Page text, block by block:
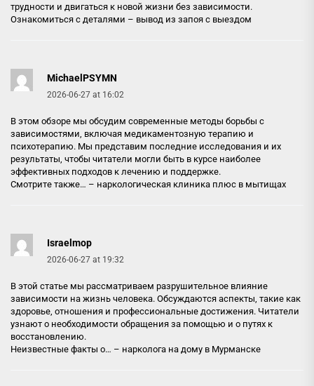
трудности и двигаться к новой жизни без зависимости.
Ознакомиться с деталями – вывод из запоя с выездом
MichaelPSYMN
2026-06-27 at 16:02
В этом обзоре мы обсудим современные методы борьбы с
зависимостями, включая медикаментозную терапию и
психотерапию. Мы представим последние исследования и их
результаты, чтобы читатели могли быть в курсе наиболее
эффективных подходов к лечению и поддержке.
Смотрите также… – наркологическая клиника плюс в мытищах
Israelmop
2026-06-27 at 19:32
В этой статье мы рассматриваем разрушительное влияние
зависимости на жизнь человека. Обсуждаются аспекты, такие как
здоровье, отношения и профессиональные достижения. Читатели
узнают о необходимости обращения за помощью и о путях к
восстановлению.
Неизвестные факты о… – нарколога на дому в Мурманске